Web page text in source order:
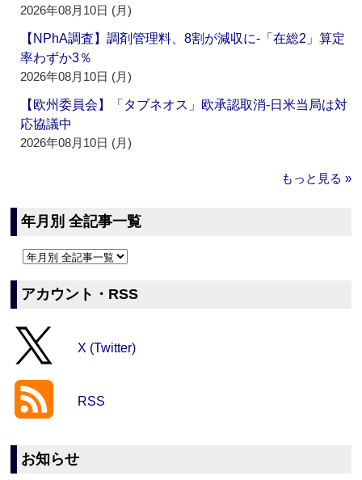
2026年08月10日 (月)
【NPhA調査】調剤管理料、8割が減収に‐「在総2」算定
率わずか3％
2026年08月10日 (月)
【欧州委員会】「タブネオス」欧承認取消‐日米当局は対
応協議中
2026年08月10日 (月)
もっと見る »
年月別 全記事一覧
アカウント・RSS
X (Twitter)
RSS
お知らせ